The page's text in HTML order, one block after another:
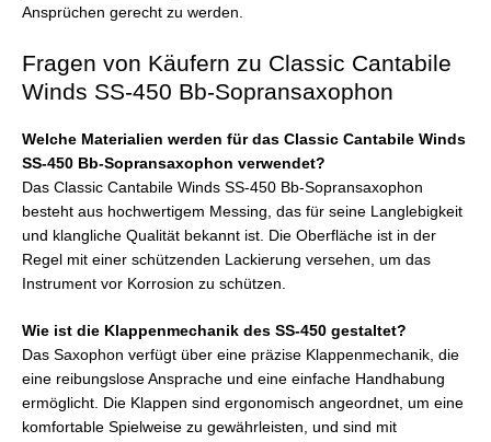
Ansprüchen gerecht zu werden.
Fragen von Käufern zu Classic Cantabile
Winds SS-450 Bb-Sopransaxophon
Welche Materialien werden für das Classic Cantabile Winds
SS-450 Bb-Sopransaxophon verwendet?
Das Classic Cantabile Winds SS-450 Bb-Sopransaxophon
besteht aus hochwertigem Messing, das für seine Langlebigkeit
und klangliche Qualität bekannt ist. Die Oberfläche ist in der
Regel mit einer schützenden Lackierung versehen, um das
Instrument vor Korrosion zu schützen.
Wie ist die Klappenmechanik des SS-450 gestaltet?
Das Saxophon verfügt über eine präzise Klappenmechanik, die
eine reibungslose Ansprache und eine einfache Handhabung
ermöglicht. Die Klappen sind ergonomisch angeordnet, um eine
komfortable Spielweise zu gewährleisten, und sind mit